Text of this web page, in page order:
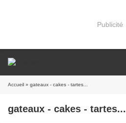
Publicité
Accueil » gateaux - cakes - tartes...
gateaux - cakes - tartes...